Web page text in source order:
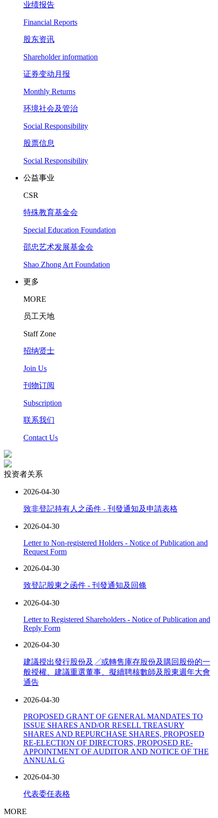
业绩报告
Financial Reports
股东资讯
Shareholder information
证券变动月报
Monthly Returns
环境社会及管治
Social Responsibility
股票信息
Social Responsibility
公益事业
CSR
特殊教育基金会
Special Education Foundation
邵忠艺术发展基金会
Shao Zhong Art Foundation
更多
MORE
员工天地
Staff Zone
招纳贤士
Join Us
刊物订阅
Subscription
联系我们
Contact Us
投资者关系
2026-04-30
致非登記持有人之函件 - 刊發通知及申請表格
2026-04-30
Letter to Non-registered Holders - Notice of Publication and
Request Form
2026-04-30
致登記股東之函件 - 刊發通知及回條
2026-04-30
Letter to Registered Shareholders - Notice of Publication and
Reply Form
2026-04-30
建議授出發行股份及╱或轉售庫存股份及購回股份的一
般授權、建議重選董事、擬續聘核數師及股東週年大會
通告
2026-04-30
PROPOSED GRANT OF GENERAL MANDATES TO
ISSUE SHARES AND/OR RESELL TREASURY
SHARES AND REPURCHASE SHARES, PROPOSED
RE-ELECTION OF DIRECTORS, PROPOSED RE-
APPOINTMENT OF AUDITOR AND NOTICE OF THE
ANNUAL G
2026-04-30
代表委任表格
MORE